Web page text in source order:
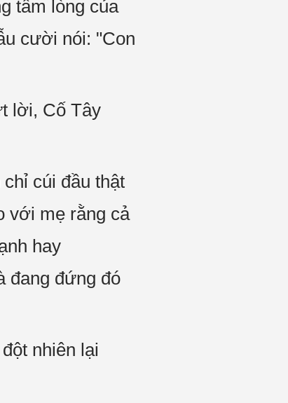
tấm lòng của
cười nói: "Con
lời, Cố Tây
cúi đầu thật
với mẹ rằng cả
hay
đang đứng đó
nhiên lại